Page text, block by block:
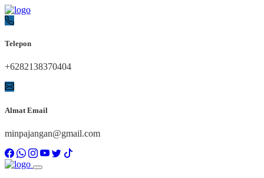
Telepon
+6282138370404
Almat Email
minpajangan@gmail.com